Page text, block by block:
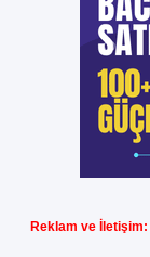
Reklam ve İletişim: